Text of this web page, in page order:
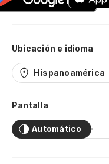
Ubicación e idioma
Hispanoamérica
Pantalla
Automático